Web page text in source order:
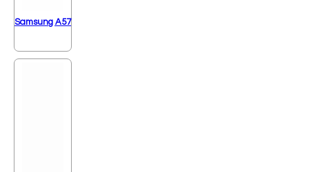
Samsung A57